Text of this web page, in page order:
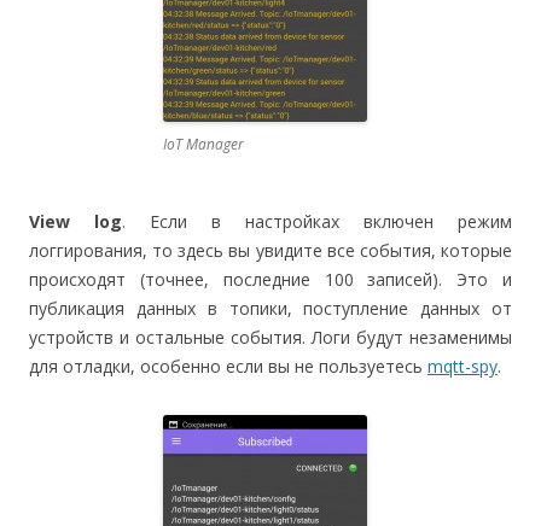
IoT Manager
View log. Если в настройках включен режим
логгирования, то здесь вы увидите все события, которые
происходят (точнее, последние 100 записей). Это и
публикация данных в топики, поступление данных от
устройств и остальные события. Логи будут незаменимы
для отладки, особенно если вы не пользуетесь mqtt-spy.